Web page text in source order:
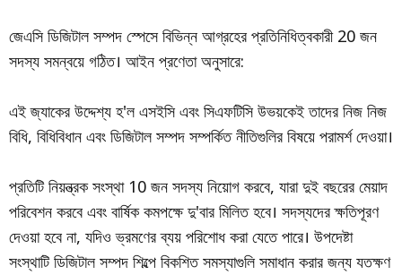
জেএসি ডিজিটাল সম্পদ স্পেসে বিভিন্ন আগ্রহের প্রতিনিধিত্বকারী 20 জন
সদস্য সমন্বয়ে গঠিত। আইন প্রণেতা অনুসারে:
এই জ্যাকের উদ্দেশ্য হ'ল এসইসি এবং সিএফটিসি উভয়কেই তাদের নিজ নিজ
বিধি, বিধিবিধান এবং ডিজিটাল সম্পদ সম্পর্কিত নীতিগুলির বিষয়ে পরামর্শ দেওয়া।
প্রতিটি নিয়ন্ত্রক সংস্থা 10 জন সদস্য নিয়োগ করবে, যারা দুই বছরের মেয়াদ
পরিবেশন করবে এবং বার্ষিক কমপক্ষে দু'বার মিলিত হবে। সদস্যদের ক্ষতিপূরণ
দেওয়া হবে না, যদিও ভ্রমণের ব্যয় পরিশোধ করা যেতে পারে। উপদেষ্টা
সংস্থাটি ডিজিটাল সম্পদ শিল্পে বিকশিত সমস্যাগুলি সমাধান করার জন্য যতক্ষণ